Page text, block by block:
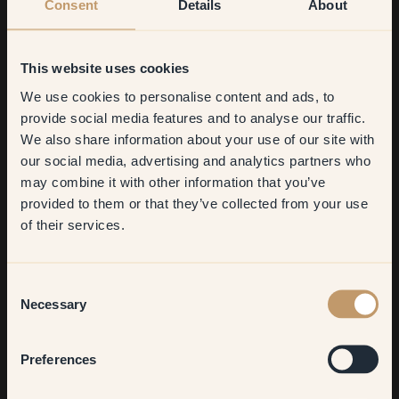
Consent Details About
This website uses cookies
We use cookies to personalise content and ads, to
provide social media features and to analyse our traffic.
We also share information about your use of our site with
our social media, advertising and analytics partners who
may combine it with other information that you’ve
provided to them or that they’ve collected from your use
of their services.
Selection
Necessary
Preferences
Describe tu estilo decorativo en tres palabras!
Get10%off your
first order
​But first, which room do you
want to transform?